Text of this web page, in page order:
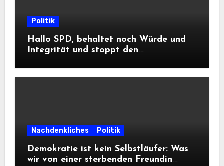
Politik
Hallo SPD, behaltet noch Würde und
Integrität und stoppt den
Informationsfreiheit!
Nachdenkliches Politik
Demokratie ist kein Selbstläufer: Was
wir von einer sterbenden Freundin